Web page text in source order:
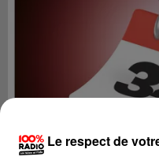
Le respect de